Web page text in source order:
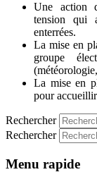
Une action
tension qui
enterrées.
La mise en
groupe
La mise en
pour
Rechercher
Rechercher
Menu rapide